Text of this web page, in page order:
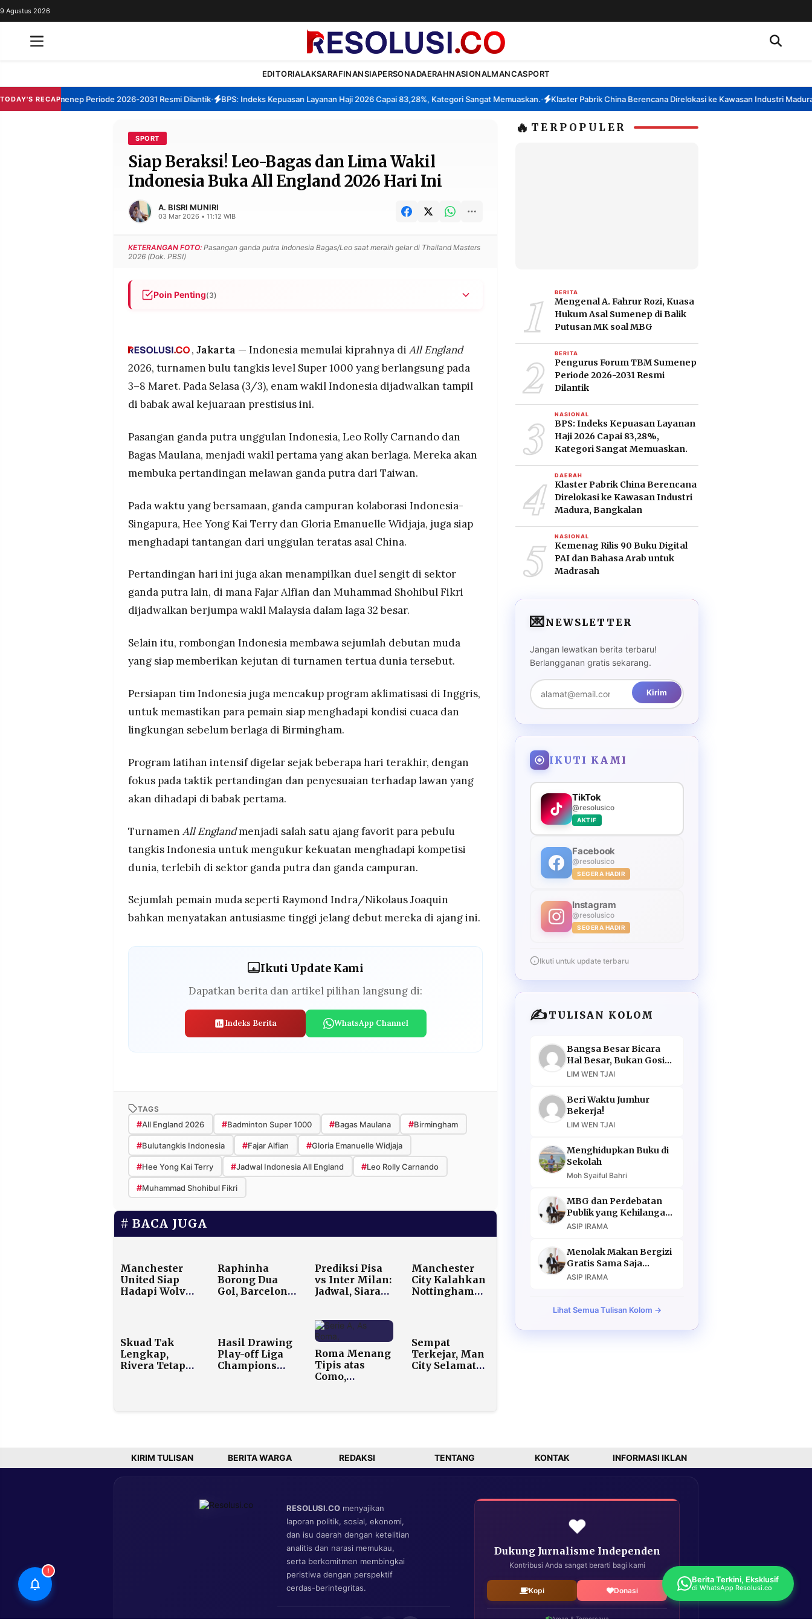
REDAKSI
9 Agustus 2026
EDITORIALAKSARAFINANSIAPERSONADAERAHNASIONALMANCASPORT
TODAY'S RECAP
TBM Sumenep Periode 2026-2031 Resmi Dilantik• BPS: Indeks Kepuasan Layanan Haji 2026 Capai 83,28%, Kategori Sangat Memuaskan.• Klaster Pabrik China Berencana Direlokasi ke Kawasan Industri Madura,
SPORT
Siap Beraksi! Leo-Bagas dan Lima Wakil
Indonesia Buka All England 2026 Hari Ini
A. BISRI MUNIRI
03 Mar 2026 • 11:12 WIB
KETERANGAN FOTO: Pasangan ganda putra Indonesia Bagas/Leo saat meraih gelar di Thailand Masters
2026 (Dok. PBSI)
Poin Penting(3)
Indonesia menurunkan kombinasi pemain senior dan debutan, termasuk
dengan beberapa pemain muda menunjukkan antusias tinggi.
, Jakarta — Indonesia memulai kiprahnya di All England
2026, turnamen bulu tangkis level Super 1000 yang berlangsung pada
3–8 Maret. Pada Selasa (3/3), enam wakil Indonesia dijadwalkan tampil
di babak awal kejuaraan prestisius ini.
Pasangan ganda putra unggulan Indonesia, Leo Rolly Carnando dan
Bagas Maulana, menjadi wakil pertama yang akan berlaga. Mereka akan
membuka pertandingan melawan ganda putra dari Taiwan.
Pada waktu yang bersamaan, ganda campuran kolaborasi Indonesia-
Singapura, Hee Yong Kai Terry dan Gloria Emanuelle Widjaja, juga siap
menghadapi tantangan dari unggulan teratas asal China.
Pertandingan hari ini juga akan menampilkan duel sengit di sektor
ganda putra lain, di mana Fajar Alfian dan Muhammad Shohibul Fikri
dijadwalkan berjumpa wakil Malaysia dalam laga 32 besar.
Selain itu, rombongan Indonesia membawa sejumlah debutan muda
yang siap memberikan kejutan di turnamen tertua dunia tersebut.
Persiapan tim Indonesia juga mencakup program aklimatisasi di Inggris,
untuk memastikan para pemain siap menghadapi kondisi cuaca dan
lingkungan sebelum berlaga di Birmingham.
Program latihan intensif digelar sejak beberapa hari terakhir, dengan
fokus pada taktik pertandingan dan penyesuaian terhadap lawan yang
akan dihadapi di babak pertama.
Turnamen All Englandmenjadi salah satu ajang favorit para pebulu
tangkis Indonesia untuk mengukur kekuatan menghadapi kompetisi
dunia, terlebih di sektor ganda putra dan ganda campuran.
Sejumlah pemain muda seperti Raymond Indra/Nikolaus Joaquin
bahkan menyatakan antusiasme tinggi jelang debut mereka di ajang ini.
Ikuti Update Kami
Dapatkan berita dan artikel pilihan langsung di:
Indeks Berita WhatsApp Channel
TAGS
#All England 2026 #Badminton Super 1000 #Bagas Maulana #Birmingham
#Bulutangkis Indonesia #Fajar Alfian #Gloria Emanuelle Widjaja
#Hee Yong Kai Terry #Jadwal Indonesia All England #Leo Rolly Carnando
#Muhammad Shohibul Fikri
BACA JUGA
Manchester
United Siap
Hadapi Wolves
Raphinha
Borong Dua
Gol, Barcelona
Puncak LaLiga
Prediksi Pisa
vs Inter Milan:
Jadwal, Siaran
Nerazzurri Asli
Menang
Manchester
City Kalahkan
Nottingham
Terlihat
Skuad Tak
Lengkap,
Rivera Tetap
Hasil Drawing
Play-off Liga
Champions
Roma Menang
Tipis atas
Como,
Sempat
Terkejar, Man
City Selamat
🔥 TERPOPULER
1 BERITA
Mengenal A. Fahrur Rozi, Kuasa
Hukum Asal Sumenep di Balik
Putusan MK soal MBG
2 BERITA
Pengurus Forum TBM Sumenep
Periode 2026-2031 Resmi
Dilantik
3 NASIONAL
BPS: Indeks Kepuasan Layanan
Haji 2026 Capai 83,28%,
Kategori Sangat Memuaskan.
4 DAERAH
Klaster Pabrik China Berencana
Direlokasi ke Kawasan Industri
Madura, Bangkalan
5 NASIONAL
Kemenag Rilis 90 Buku Digital
PAI dan Bahasa Arab untuk
Madrasah
💌NEWSLETTER
Jangan lewatkan berita terbaru!
Berlangganan gratis sekarang.
Kirim
IKUTI KAMI
TikTok
@resolusico
AKTIF
Facebook
@resolusico
SEGERA HADIR
Instagram
@resolusico
SEGERA HADIR
Ikuti untuk update terbaru
✍️TULISAN KOLOM
Bangsa Besar Bicara
Hal Besar, Bukan Gosip
Murahan
LIM WEN TJAI
Beri Waktu Jumhur
Bekerja!
LIM WEN TJAI
Menghidupkan Buku di
Sekolah
Moh Syaiful Bahri
MBG dan Perdebatan
Publik yang Kehilangan
Argumen
ASIP IRAMA
Menolak Makan Bergizi
Gratis Sama Saja
Menolak Masa Depan
ASIP IRAMA
Lihat Semua Tulisan Kolom →
KIRIM TULISAN BERITA WARGA REDAKSI TENTANG KONTAK INFORMASI IKLAN
RESOLUSI.CO menyajikan
laporan politik, sosial, ekonomi,
dan isu daerah dengan ketelitian
analitis dan narasi memukau,
serta berkomitmen membingkai
peristiwa dengan perspektif
cerdas-berintegritas.
❤️
Dukung Jurnalisme Independen
Kontribusi Anda sangat berarti bagi kami
Kopi Donasi
Aman & Terpercaya
!
Berita Terkini, Eksklusif
di WhatsApp Resolusi.co